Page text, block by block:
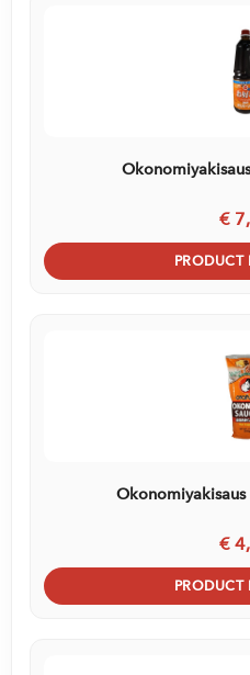
€
PRODUCT
€
PRODUCT